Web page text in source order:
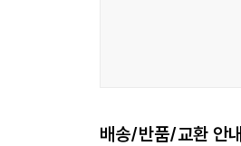
배송/반품/교환 안내